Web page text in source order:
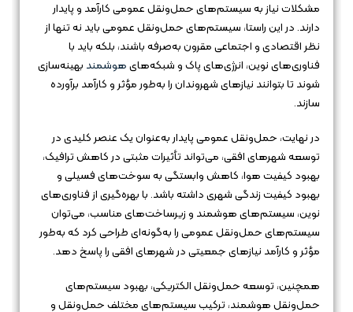
مشکلات نیاز به سیستم‌های حمل‌ونقل عمومی کارآمد و پایدار
دارند. در این راستا، سیستم‌های حمل‌ونقل عمومی باید نه تنها از
نظر اقتصادی و اجتماعی مقرون به‌صرفه باشند، بلکه باید با
فناوری‌های نوین، انرژی‌های پاک و شبکه‌هایهوشمند بهینه‌سازی
شوند تا بتوانند نیازهای شهروندان را به‌طور مؤثر و کارآمد برآورده
سازند.
در نهایت، حمل‌ونقل عمومی پایدار به‌عنوان یک عنصر کلیدی در
توسعه شهرهای افقی، می‌تواند تأثیرات مثبتی در کاهش ترافیک،
بهبود کیفیت هوا، کاهش وابستگی به سوخت‌های فسیلی و
بهبود کیفیت زندگی شهری داشته باشد. با بهره‌گیری از فناوری‌های
نوین، سیستم‌های هوشمند و زیرساخت‌های مناسب، می‌توان
سیستم‌های حمل‌ونقل عمومی را به‌گونه‌ای طراحی کرد که به‌طور
مؤثر و کارآمد نیازهای جمعیتی در شهرهای افقی را پاسخ دهد.
همچنین، توسعه حمل‌ونقل الکتریکی، بهبود سیستم‌های
حمل‌ونقل هوشمند، ترکیب سیستم‌های مختلف حمل‌ونقل و